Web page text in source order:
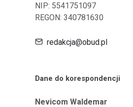
NIP: 5541751097
REGON: 340781630
redakcja@obud.pl
Dane do korespondencji
Nevicom Waldemar